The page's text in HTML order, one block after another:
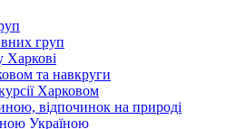
груп
та навкруги
Харковом
відпочинок на природі
Україною